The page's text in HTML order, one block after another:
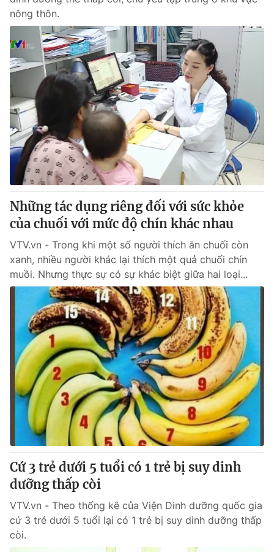
nông thôn.
Những tác dụng riêng đối với sức khỏe
của chuối với mức độ chín khác nhau
VTV.vn - Trong khi một số người thích ăn chuối còn
xanh, nhiều người khác lại thích một quả chuối chín
muồi. Nhưng thực sự có sự khác biệt giữa hai loại...
Cứ 3 trẻ dưới 5 tuổi có 1 trẻ bị suy dinh
dưỡng thấp còi
VTV.vn - Theo thống kê của Viện Dinh dưỡng quốc gia
cứ 3 trẻ dưới 5 tuổi lại có 1 trẻ bị suy dinh dưỡng thấp
còi.